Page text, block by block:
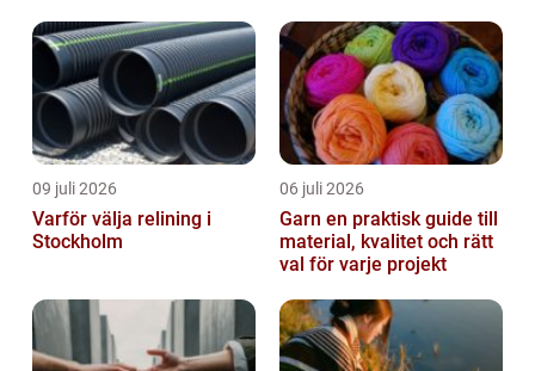
09 juli 2026
Varför välja relining i
Stockholm
06 juli 2026
Garn en praktisk guide till
material, kvalitet och rätt
val för varje projekt